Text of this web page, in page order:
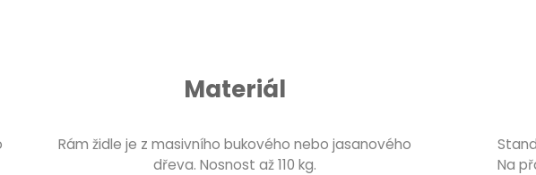
Materiál
Rám židle je z masivního bukového nebo jasanového
dřeva. Nosnost až 110 kg.
Na